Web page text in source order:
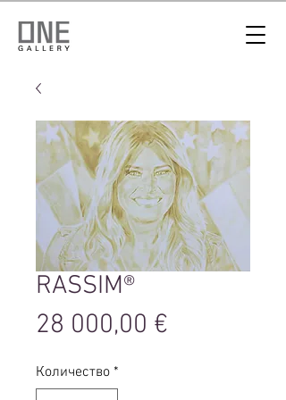
RASSIM®
28 000,00 €
Количество *